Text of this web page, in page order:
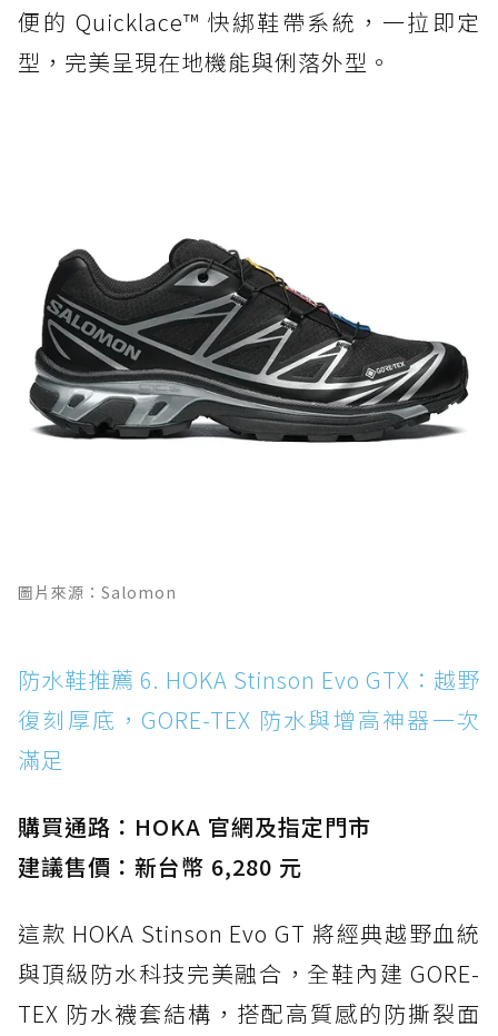
便的 Quicklace™ 快綁鞋帶系統，一拉即定
型，完美呈現在地機能與俐落外型。
圖片來源：Salomon
防水鞋推薦 6. HOKA Stinson Evo GTX：越野
復刻厚底，GORE-TEX 防水與增高神器一次
滿足
購買通路：HOKA 官網及指定門市
建議售價：新台幣 6,280 元
這款 HOKA Stinson Evo GT 將經典越野血統
與頂級防水科技完美融合，全鞋內建 GORE-
TEX 防水襪套結構，搭配高質感的防撕裂面